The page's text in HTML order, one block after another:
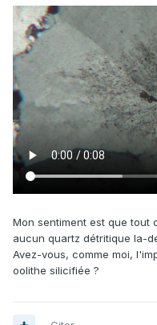
Mon sentiment est que tout
aucun quartz détritique la-
Avez-vous, comme moi,
oolithe silicifiée ?